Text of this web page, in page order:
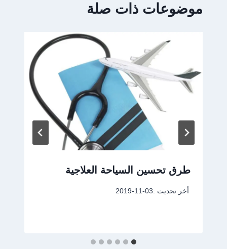
موضوعات ذات صلة
طرق تحسين السياحة العلاجية
أخر تحديث :2019-11-03